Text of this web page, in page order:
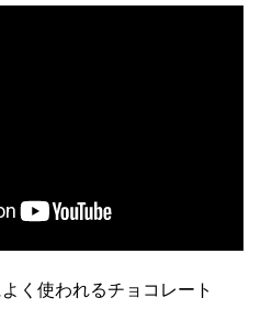
く使われるチョコレート